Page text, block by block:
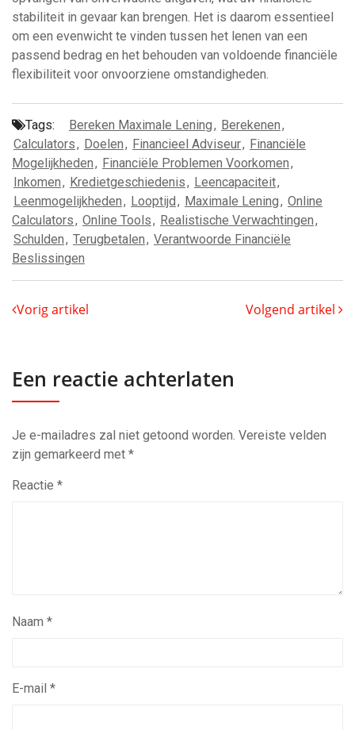
stabiliteit in gevaar kan brengen. Het is daarom essentieel
om een evenwicht te vinden tussen het lenen van een
passend bedrag en het behouden van voldoende financiële
flexibiliteit voor onvoorziene omstandigheden.
Tags: Bereken Maximale Lening, Berekenen,
Calculators, Doelen, Financieel Adviseur, Financiële
Mogelijkheden, Financiële Problemen Voorkomen,
Inkomen, Kredietgeschiedenis, Leencapaciteit,
Leenmogelijkheden, Looptijd, Maximale Lening, Online
Calculators, Online Tools, Realistische Verwachtingen,
Schulden, Terugbetalen, Verantwoorde Financiële
Beslissingen
Vorig artikel Volgend artikel
Een reactie achterlaten
Je e-mailadres zal niet getoond worden. Vereiste velden
zijn gemarkeerd met *
Reactie *
Naam *
E-mail *